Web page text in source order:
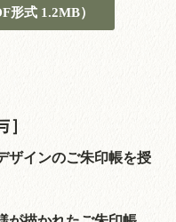
形式 1.2MB）
ザインのご朱印帳を授